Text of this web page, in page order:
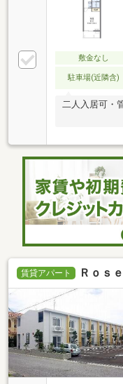
敷金なし
駐車場(近隣含)
二人入居可・
賃貸アパート Ｒｏｓｅ